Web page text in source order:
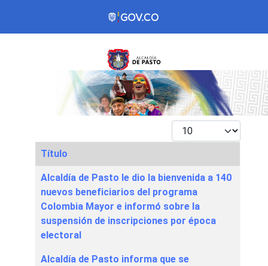
Mostrar #
Articles
Título
Alcaldía de Pasto le dio la bienvenida a 140
nuevos beneficiarios del programa
Colombia Mayor e informó sobre la
suspensión de inscripciones por época
electoral
Alcaldía de Pasto informa que se